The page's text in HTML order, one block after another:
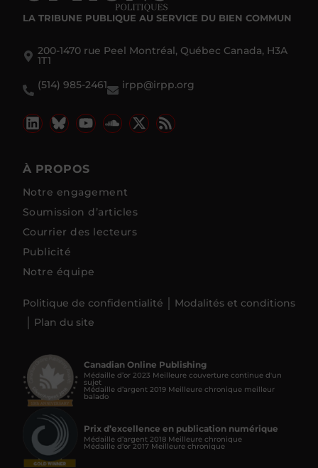
LA TRIBUNE PUBLIQUE AU SERVICE DU BIEN COMMUN
200-1470 rue Peel Montréal, Québec Canada, H3A
1T1
(514) 985-2461
irpp@irpp.org
À PROPOS
Notre engagement
Soumission d’articles
Courrier des lecteurs
Publicité
Notre équipe
Politique de confidentialité
Modalités et conditions
Plan du site
Canadian Online Publishing
Médaille d’or 2023 Meilleure couverture continue d'un
sujet
Médaille d’argent 2019 Meilleure chronique meilleur
balado
Prix d’excellence en publication numérique
Médaille d’argent 2018 Meilleure chronique
Médaille d’or 2017 Meilleure chronique